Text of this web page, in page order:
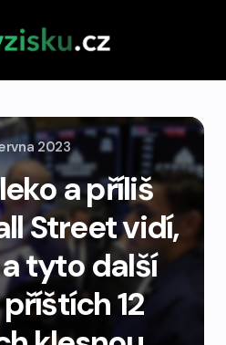
2023
a příliš
Street vidí,
a tyto další
12